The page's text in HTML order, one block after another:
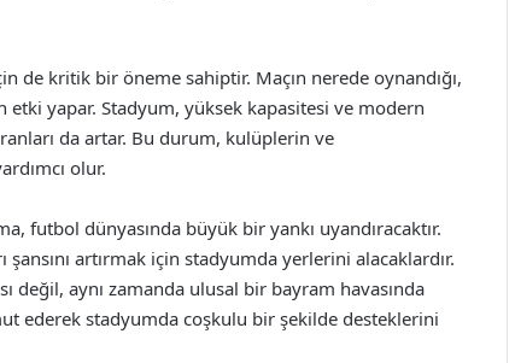
de kritik bir öneme sahiptir. Maçın nerede oynandığı,
etki yapar. Stadyum, yüksek kapasitesi ve modern
da artar. Bu durum, kulüplerin ve
olur.
futbol dünyasında büyük bir yankı uyandıracaktır.
şansını artırmak için stadyumda yerlerini alacaklardır.
değil, aynı zamanda ulusal bir bayram havasında
ederek stadyumda coşkulu bir şekilde desteklerini